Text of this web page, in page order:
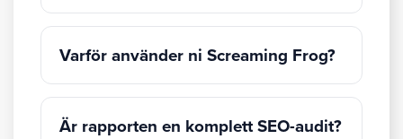
Varför använder ni Screaming Frog?
Är rapporten en komplett SEO-audit?